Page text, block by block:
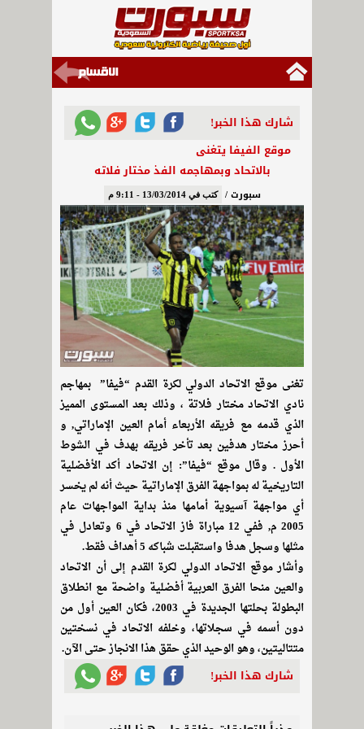
شارك هذا الخبر!
موقع الفيفا يتغنى
بالاتحاد وبمهاجمه الفذ مختار فلاته
سبورت / كتب في 13/03/2014 - 9:11 م
تغنى موقع الاتحاد الدولي لكرة القدم “فيفا” بمهاجم
نادي الاتحاد مختار فلاتة ، وذلك بعد المستوى المميز
الذي قدمه مع فريقه الأربعاء أمام العين الإماراتي, و
أحرز مختار هدفين بعد تأخر فريقه بهدف في الشوط
الأول . وقال موقع “فيفا”: إن الاتحاد أكد الأفضلية
التاريخية له بمواجهة الفرق الإماراتية حيث أنه لم يخسر
أي مواجهة آسيوية أمامها منذ بداية المواجهات عام
2005 م, ففي 12 مباراة فاز الاتحاد في 6 وتعادل في
مثلها وسجل هدفا واستقبلت شباكه 5 أهداف فقط.
وأشار موقع الاتحاد الدولي لكرة القدم إلى أن الاتحاد
والعين منحا الفرق العربية أفضلية واضحة مع انطلاق
البطولة بحلتها الجديدة في 2003، فكان العين أول من
دون أسمه في سجلاتها، وخلفه الاتحاد في نسختين
متتاليتين، وهو الوحيد الذي حقق هذا الانجاز حتى الآن.
شارك هذا الخبر!